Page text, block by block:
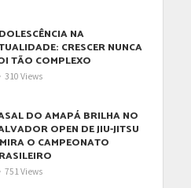
NA
CRESCER NUNCA
TÃO COMPLEXO
310 Views
DO AMAPÁ BRILHA NO
OPEN DE JIU-JITSU
O CAMPEONATO
751 Views